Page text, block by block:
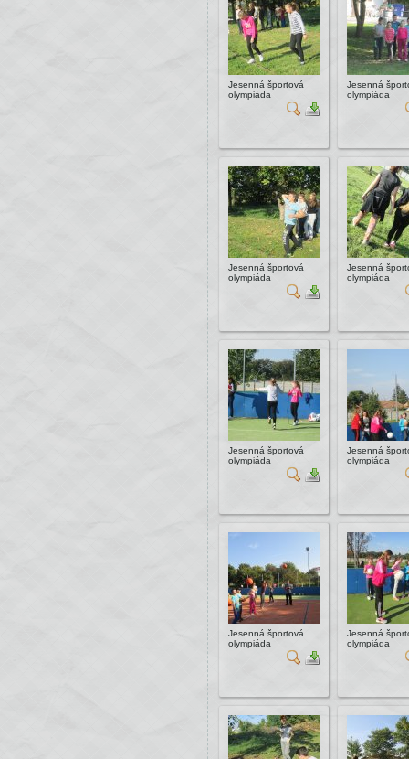
Jesenná športová
olympiáda
Jesenná
olympiáda
Jesenná športová
olympiáda
Jesenná
olympiáda
Jesenná športová
olympiáda
Jesenná
olympiáda
Jesenná športová
olympiáda
Jesenná
olympiáda